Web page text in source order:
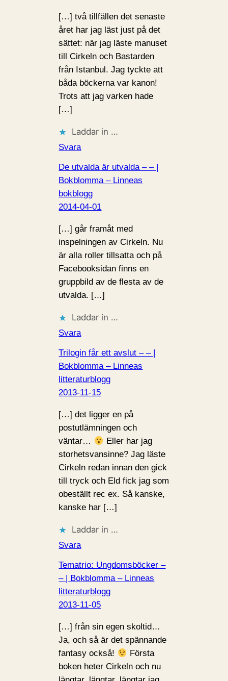
[…] två tillfällen det senaste
året har jag läst just på det
sättet: när jag läste manuset
till Cirkeln och Bastarden
från Istanbul. Jag tyckte att
båda böckerna var kanon!
Trots att jag varken hade
[…]
Laddar in …
Svara
De utvalda är utvalda – – |
Bokblomma – Linneas
bokblogg
2014-04-01
[…] går framåt med
inspelningen av Cirkeln. Nu
är alla roller tillsatta och på
Facebooksidan finns en
gruppbild av de flesta av de
utvalda. […]
Laddar in …
Svara
Trilogin får ett avslut – – |
Bokblomma – Linneas
litteraturblogg
2013-11-15
[…] det ligger en på
postutlämningen och
väntar…
Eller har jag
storhetsvansinne? Jag läste
Cirkeln redan innan den gick
till tryck och Eld fick jag som
obeställt rec ex. Så kanske,
kanske har […]
Laddar in …
Svara
Tematrio: Ungdomsböcker –
– | Bokblomma – Linneas
litteraturblogg
2013-11-05
[…] från sin egen skoltid…
Ja, och så är det spännande
fantasy också!
Första
boken heter Cirkeln och nu